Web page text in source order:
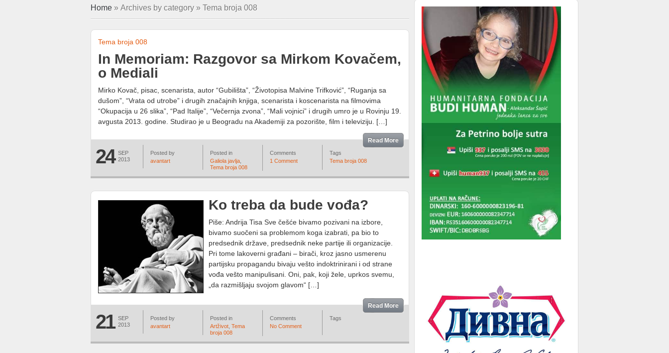
Home » Archives by category » Tema broja 008
Tema broja 008
In Memoriam: Razgovor sa Mirkom Kovačem,
o Mediali
Mirko Kovač, pisac, scenarista, autor “Gubilišta”, “Životopisa Malvine Trifković”, “Ruganja sa
dušom”, “Vrata od utrobe” i drugih značajnih knjiga, scenarista i koscenarista na filmovima
“Okupacija u 26 slika”, “Pad Italije”, “Večernja zvona”, “Mali vojnici” i drugih umro je u Rovinju 19.
avgusta 2013. godine. Studirao je u Beogradu na Akademiji za pozorište, film i televiziju. […]
24 SEP
2013
Posted by
avantart
Posted in
Galiola javlja
Tema broja 008
Comments
1 Comment
Tags
Tema broja 008
Read More
Ko treba da bude vođa?
Piše: Andrija Tisa Sve češće bivamo pozivani na izbore,
bivamo suočeni sa problemom koga izabrati, pa bio to
predsednik države, predsednik neke partije ili organizacije.
Pri tome lakoverni građani – birači, kroz jasno usmerenu
partijsku propagandu bivaju vešto indoktrinirani i od strane
vođa vešto manipulisani. Oni, pak, koji žele, uprkos svemu,
„da razmišljaju svojom glavom“ […]
21 SEP
2013
Posted by
avantart
Posted in
Artživot Tema
broja 008
Comments
No Comment
Tags
Read More